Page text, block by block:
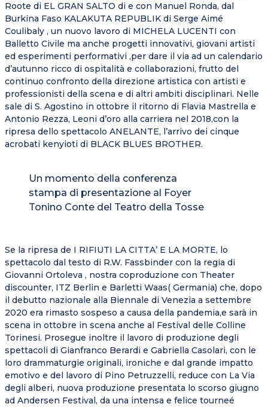
Roote di EL GRAN SALTO di e con Manuel Ronda, dal
Burkina Faso KALAKUTA REPUBLIK di Serge Aimé
Coulibaly , un nuovo lavoro di MICHELA LUCENTI con
Balletto Civile ma anche progetti innovativi, giovani artisti
ed esperimenti performativi ,per dare il via ad un calendario
d’autunno ricco di ospitalità e collaborazioni, frutto del
continuo confronto della direzione artistica con artisti e
professionisti della scena e di altri ambiti disciplinari. Nelle
sale di S. Agostino in ottobre il ritorno di Flavia Mastrella e
Antonio Rezza, Leoni d’oro alla carriera nel 2018,con la
ripresa dello spettacolo ANELANTE, l’arrivo dei cinque
acrobati kenyioti di BLACK BLUES BROTHER.
Un momento della conferenza
stampa di presentazione al Foyer
Tonino Conte del Teatro della Tosse
Se la ripresa de I RIFIUTI LA CITTA’ E LA MORTE, lo
spettacolo dal testo di R.W. Fassbinder con la regia di
Giovanni Ortoleva , nostra coproduzione con Theater
discounter, ITZ Berlin e Barletti Waas( Germania) che, dopo
il debutto nazionale alla Biennale di Venezia a settembre
2020 era rimasto sospeso a causa della pandemia,e sarà in
scena in ottobre in scena anche al Festival delle Colline
Torinesi. Prosegue inoltre il lavoro di produzione degli
spettacoli di Gianfranco Berardi e Gabriella Casolari, con le
loro drammaturgie originali, ironiche e dal grande impatto
emotivo e del lavoro di Pino Petruzzelli, reduce con La Via
degli alberi, nuova produzione presentata lo scorso giugno
ad Andersen Festival, da una intensa e felice tourneé